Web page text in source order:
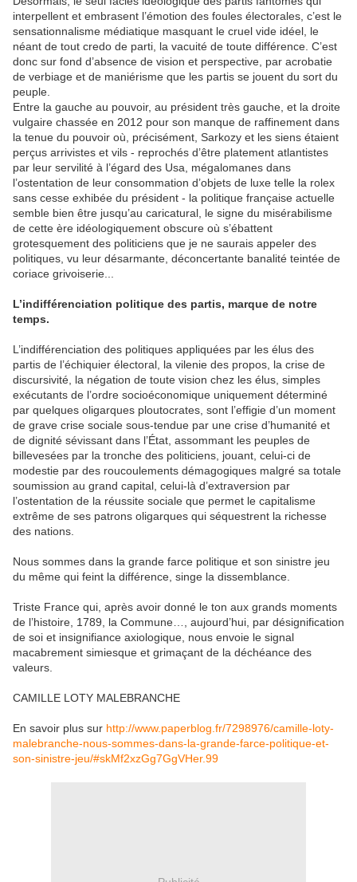
interpellent et embrasent l’émotion des foules électorales, c’est le
sensationnalisme médiatique masquant le cruel vide idéel, le
néant de tout credo de parti, la vacuité de toute différence. C’est
donc sur fond d’absence de vision et perspective, par acrobatie
de verbiage et de maniérisme que les partis se jouent du sort du
peuple.
Entre la gauche au pouvoir, au président très gauche, et la droite
vulgaire chassée en 2012 pour son manque de raffinement dans
la tenue du pouvoir où, précisément, Sarkozy et les siens étaient
perçus arrivistes et vils - reprochés d’être platement atlantistes
par leur servilité à l’égard des Usa, mégalomanes dans
l’ostentation de leur consommation d’objets de luxe telle la rolex
sans cesse exhibée du président - la politique française actuelle
semble bien être jusqu’au caricatural, le signe du misérabilisme
de cette ère idéologiquement obscure où s’ébattent
grotesquement des politiciens que je ne saurais appeler des
politiques, vu leur désarmante, déconcertante banalité teintée de
coriace grivoiserie...
L’indifférenciation politique des partis, marque de notre
temps.
L’indifférenciation des politiques appliquées par les élus des
partis de l’échiquier électoral, la vilenie des propos, la crise de
discursivité, la négation de toute vision chez les élus, simples
exécutants de l’ordre socioéconomique uniquement déterminé
par quelques oligarques ploutocrates, sont l’effigie d’un moment
de grave crise sociale sous-tendue par une crise d’humanité et
de dignité sévissant dans l’État, assommant les peuples de
billevesées par la tronche des politiciens, jouant, celui-ci de
modestie par des roucoulements démagogiques malgré sa totale
soumission au grand capital, celui-là d’extraversion par
l’ostentation de la réussite sociale que permet le capitalisme
extrême de ses patrons oligarques qui séquestrent la richesse
des nations.
Nous sommes dans la grande farce politique et son sinistre jeu
du même qui feint la différence, singe la dissemblance.
Triste France qui, après avoir donné le ton aux grands moments
de l’histoire, 1789, la Commune…, aujourd’hui, par désignification
de soi et insignifiance axiologique, nous envoie le signal
macabrement simiesque et grimaçant de la déchéance des
valeurs.
CAMILLE LOTY MALEBRANCHE
En savoir plus sur http://www.paperblog.fr/7298976/camille-loty-
malebranche-nous-sommes-dans-la-grande-farce-politique-et-
son-sinistre-jeu/#skMf2xzGg7GgVHer.99